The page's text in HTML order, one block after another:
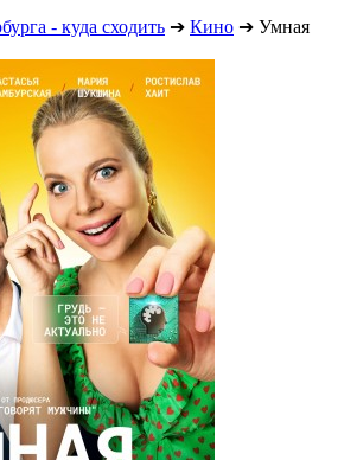
- куда сходить ➔ Кино ➔ Умная